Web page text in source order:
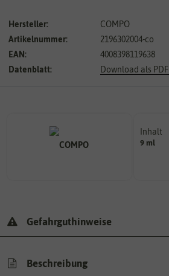
Hersteller:
COMPO
Artikelnummer:
2196302004-co
EAN:
4008398119638
Datenblatt:
Download als PDF
Inhalt
9 ml
Gefahrguthinweise
Beschreibung